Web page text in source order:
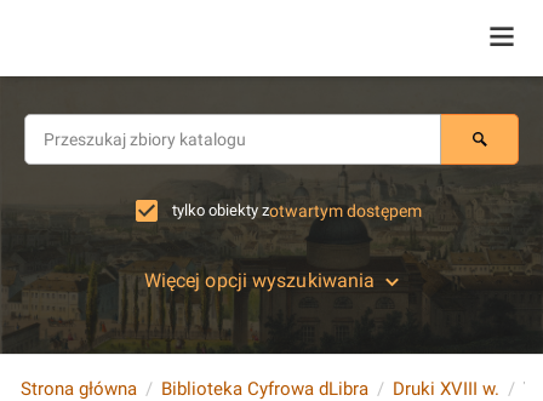
tylko obiekty zotwartym dostępem
Więcej opcji wyszukiwania
Strona główna Biblioteka Cyfrowa dLibra Druki XVIII w.